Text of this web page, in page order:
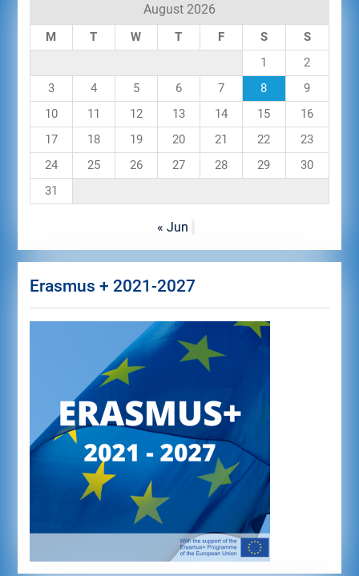
August 2026
M T W T F S
S
1
2
3
4 5 6 7 8
9
10
11 12 13 14 15
16
17
18 19 20 21 22
23
24
25 26 27 28 29
30
31
« Jun
Erasmus + 2021-2027